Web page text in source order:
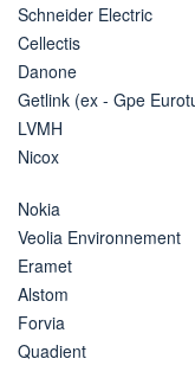
Schneider Electric
Cellectis
Danone
Getlink (ex - Gpe
LVMH
Nicox
Nokia
Veolia Environnement
Eramet
Alstom
Forvia
Quadient